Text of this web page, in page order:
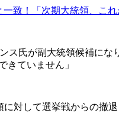
致！「次期大統領、これ
氏が副大統領候補に
きていません」
対して選挙戦からの撤